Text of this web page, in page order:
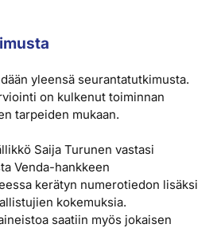
yleensä seurantatutkimusta.
on kulkenut toiminnan
tarpeiden mukaan.
Saija Turunen vastasi
Venda-hankkeen
kerätyn numerotiedon lisäksi
kokemuksia.
saatiin myös jokaisen